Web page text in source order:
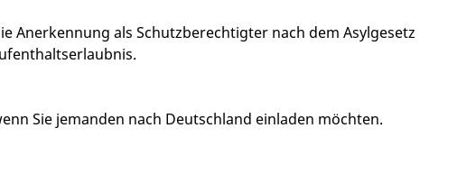
als Schutzberechtigter nach dem Asylgesetz
Sie jemanden nach Deutschland einladen möchten.